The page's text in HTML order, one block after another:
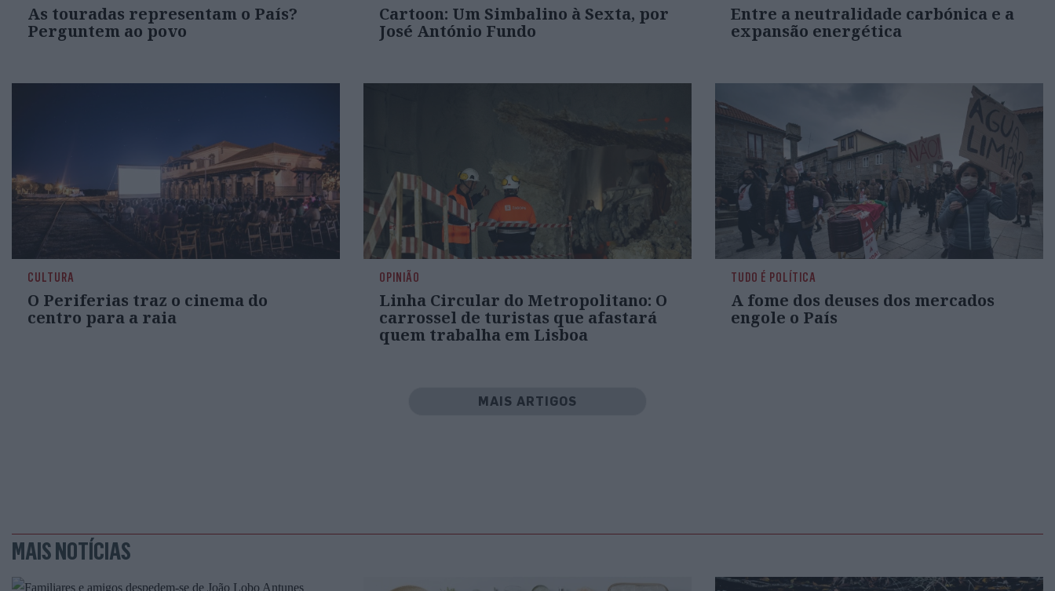
As touradas representam o País?
Perguntem ao povo
Cartoon: Um Simbalino à Sexta, por
José António Fundo
Entre a neutralidade carbónica e a
expansão energética
CULTURA
O Periferias traz o cinema do
centro para a raia
OPINIÃO
Linha Circular do Metropolitano: O
carrossel de turistas que afastará
quem trabalha em Lisboa
TUDO É POLÍTICA
A fome dos deuses dos mercados
engole o País
MAIS ARTIGOS
MAIS NOTÍCIAS